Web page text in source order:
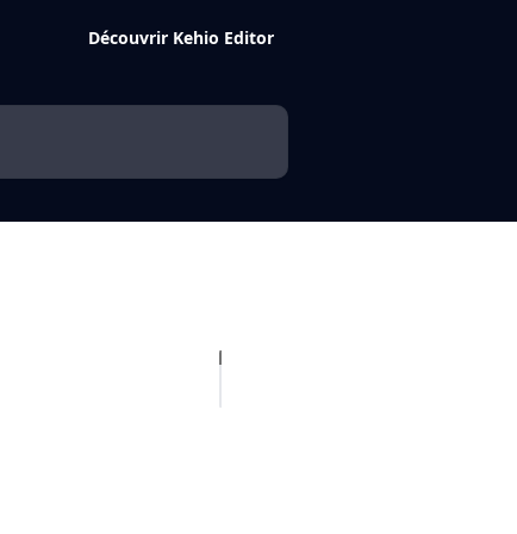
Découvrir Kehio Editor